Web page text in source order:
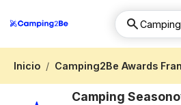
Inicio Camping2Be Awards
Camping